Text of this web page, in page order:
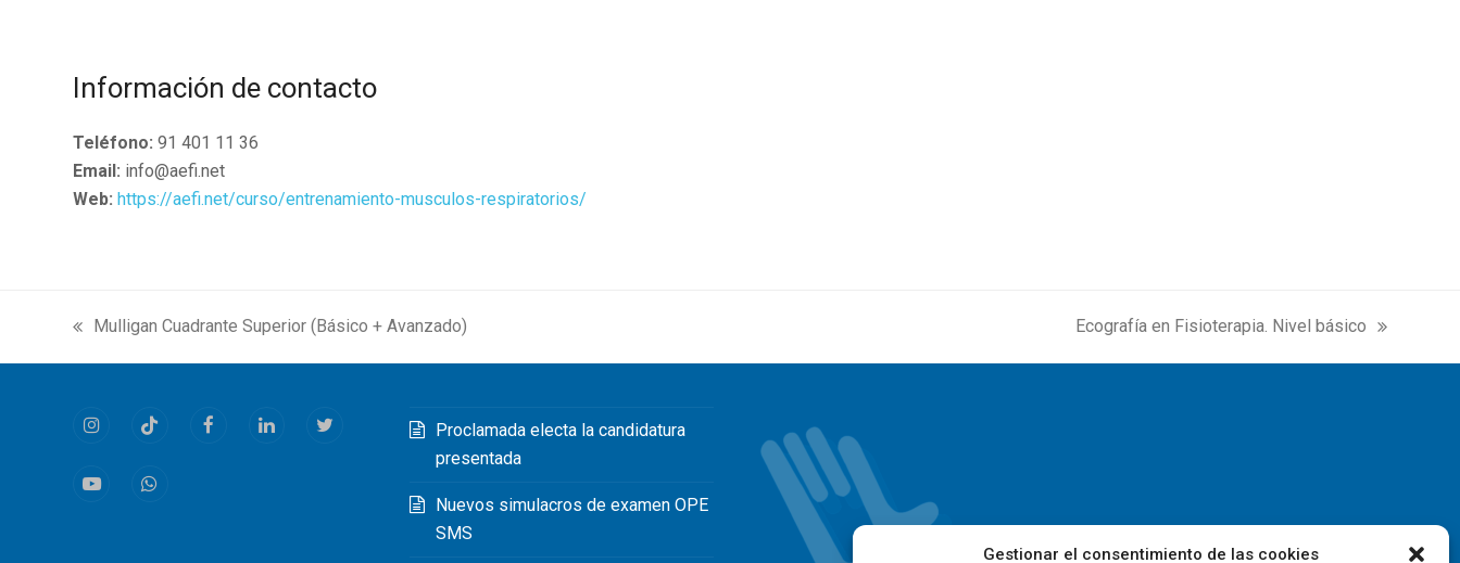
Gestionar el consentimiento de las cookies
Información de contacto
Teléfono: 91 401 11 36
Email: info@aefi.net
Web: https://aefi.net/curso/entrenamiento-musculos-respiratorios/
previous
post:
Mulligan Cuadrante Superior (Básico + Avanzado)
next
post:
Ecografía en Fisioterapia. Nivel básico
InstagramTiktok FacebookLinkedInTwitter
YoutubeWhatsapp
Proclamada electa la candidatura
presentada
Nuevos simulacros de examen OPE
SMS